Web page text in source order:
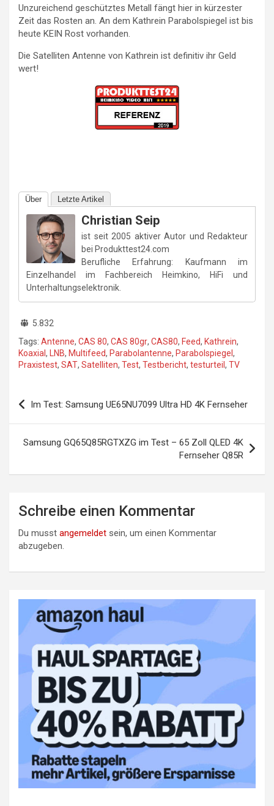
Unzureichend geschütztes Metall fängt hier in kürzester
Zeit das Rosten an. An dem Kathrein Parabolspiegel ist bis
heute KEIN Rost vorhanden.
Die Satelliten Antenne von Kathrein ist definitiv ihr Geld
wert!
Über Letzte Artikel
Christian Seip
ist seit 2005 aktiver Autor und Redakteur
bei Produkttest24.com
Berufliche Erfahrung: Kaufmann im
Einzelhandel im Fachbereich Heimkino, HiFi und
Unterhaltungselektronik.
5.832
Tags: Antenne, CAS 80, CAS 80gr, CAS80, Feed, Kathrein,
Koaxial , LNB, Multifeed, Parabolantenne, Parabolspiegel ,
Praxistest, SAT, Satelliten, Test, Testbericht, testurteil , TV
Beitragsnavigation
Im Test: Samsung UE65NU7099 Ultra HD 4K Fernseher
Samsung GQ65Q85RGTXZG im Test – 65 Zoll QLED 4K
Fernseher Q85R
Schreibe einen Kommentar
Du musst angemeldet sein, um einen Kommentar
abzugeben.